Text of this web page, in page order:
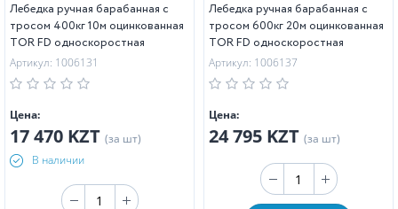
Лебедка ручная барабанная с
тросом 400кг 10м оцинкованная
TOR FD односкоростная
Артикул: 1006131
Цена:
17 470 KZT (за шт)
В наличии
Лебедка ручная барабанная с
тросом 600кг 20м оцинкованная
TOR FD односкоростная
Артикул: 1006137
Цена:
24 795 KZT (за шт)